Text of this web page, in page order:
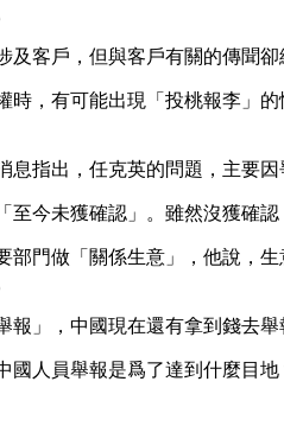
客戶，但與客戶有關的傳聞
時，有可能出現「投桃報李」
指出，任克英的問題，主要
今未獲確認」。雖然沒獲確
部門做「關係生意」，他說，
」，中國現在還有拿到錢去
國人員舉報是爲了達到什麼目